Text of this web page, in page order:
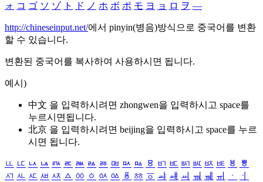
ォ コ ゴ ソ ゾ ト ド ノ ホ ボ ポ モ ヨ ョ ロ ヲ ―
http://chineseinput.net/에서 pinyin(병음)방식으로 중국어를 변환
할 수 있습니다.
변환된 중국어를 복사하여 사용하시면 됩니다.
예시)
中文 을 입력하시려면 zhongwen을 입력하시고 space를
누르시면됩니다.
北京 을 입력하시려면 beijing을 입력하시고 space를 누르
시면 됩니다.
ㅥ ㅦ ㅧ ㅨ ㅩ ㅪ ㅫ ㅬ ㅭ ㅮ ㅯ ㅰ ㅱ ㅲ ㅳ ㅴ ㅵ ㅶ ㅷ ㅸ
ㅹ
ㅺ ㅻ ㅼ ㅽ ㅾ ㅿ ㆀ ㆁ ㆂ ㆃ ㆄ ㆅ ㆆ ㆇ ㆈ ㆉ ㆊ ㆋ ㆌ ㆍ
ㆎ